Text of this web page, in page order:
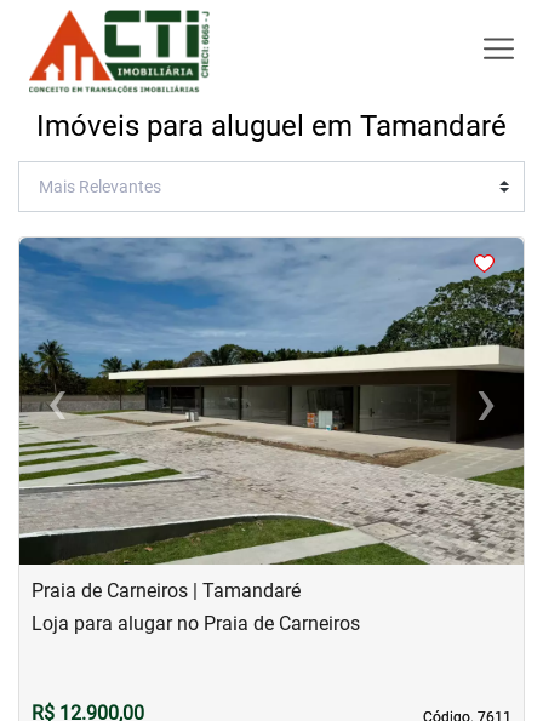
Imóveis para aluguel em Tamandaré
<<<<
‹Previous ›Next
Praia de Carneiros | Tamandaré
Código. 7611
Código. 7611
Loja para alugar no Praia de Carneiros
R$ 12.900,00